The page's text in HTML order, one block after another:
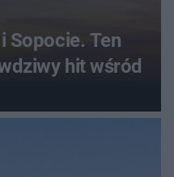
Sopocie. Ten
hit wśród